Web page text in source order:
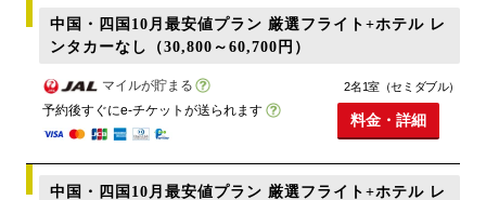
中国・四国10月最安値プラン 厳選フライト+ホテル レ
ンタカーなし（30,800～60,700円）
マイルが貯まる
予約後すぐにe-チケットが送られます
2名1室（セミダブル）
料金・詳細
中国・四国10月最安値プラン 厳選フライト+ホテル レ